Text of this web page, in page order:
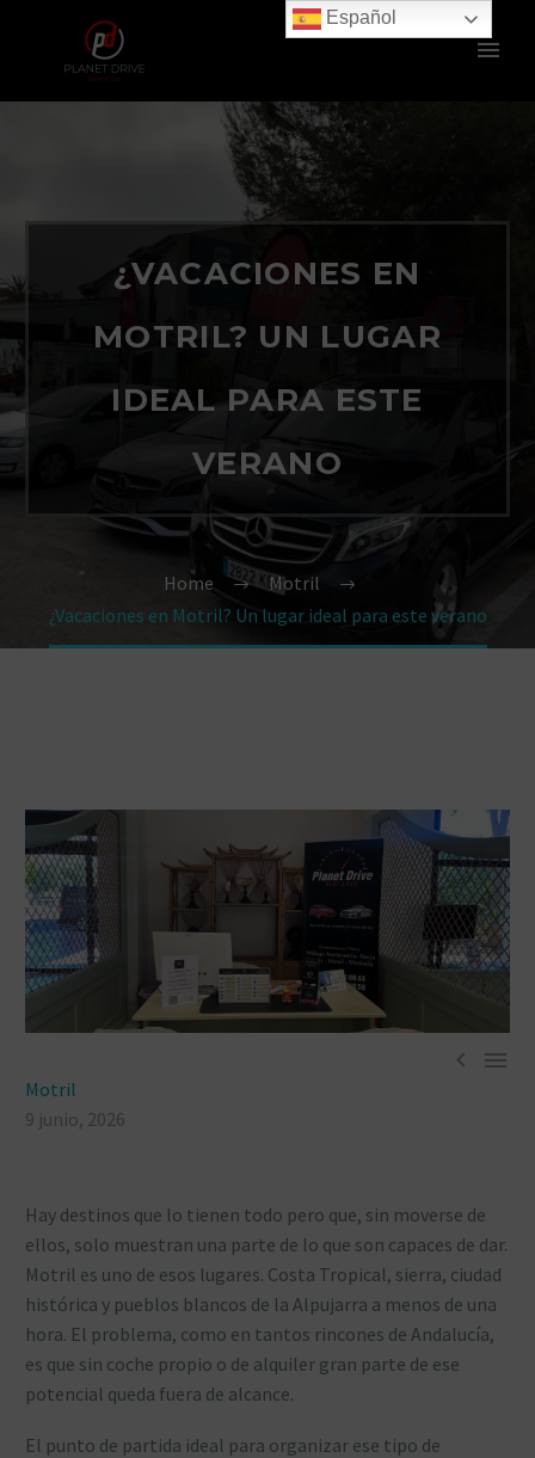
¿VACACIONES EN
MOTRIL? UN LUGAR
IDEAL PARA ESTE
VERANO
Home
Motril
¿Vacaciones en Motril? Un lugar ideal para este verano
 
Motril
9 junio, 2026
Hay destinos que lo tienen todo pero que, sin moverse de
ellos, solo muestran una parte de lo que son capaces de dar.
Motril es uno de esos lugares. Costa Tropical, sierra, ciudad
histórica y pueblos blancos de la Alpujarra a menos de una
hora. El problema, como en tantos rincones de Andalucía,
es que sin coche propio o de alquiler gran parte de ese
potencial queda fuera de alcance.
El punto de partida ideal para organizar ese tipo de
Español